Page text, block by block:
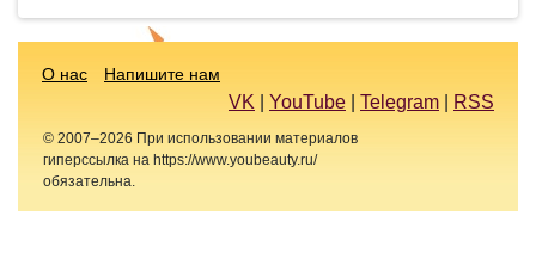
О нас Напишите нам
VK YouTube Telegram RSS
© 2007–2026 При использовании материалов
гиперссылка на https://www.youbeauty.ru/
обязательна.